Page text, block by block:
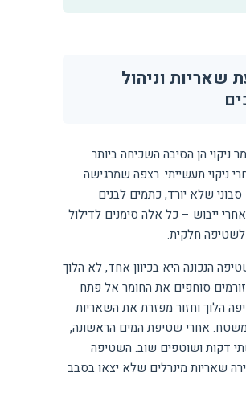
שאריות וניהול
ניקוי הן הסיבה השכיחה ביותר
ניקוי תעשייתי. רצפה שמרגישה
סבוני שלא יורד, כתמים לבנים
ייבוש – כל אלה סימנים לדילול
לשטיפה חלקית.
הנכונה היא בכיוון אחד, לא הלוך
זורמים סוחפים את החומר אל פתח
הלוך וחזור מפזרת את השאריות
אחרי שטיפת המים הראשונה,
דקות ושוטפים שוב. השטיפה
שאריות מינרלים שלא יצאו בסבב